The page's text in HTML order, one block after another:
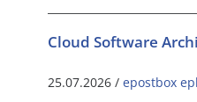
Cloud Software
25.07.2026 / epostbox